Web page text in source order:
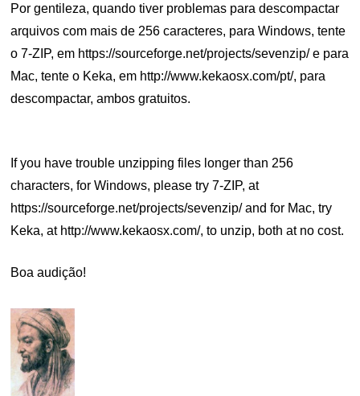
Por gentileza, quando tiver problemas para descompactar
arquivos com mais de 256 caracteres, para Windows, tente
o 7-ZIP, em https://sourceforge.net/projects/sevenzip/ e para
Mac, tente o Keka, em http://www.kekaosx.com/pt/, para
descompactar, ambos gratuitos.
If you have trouble unzipping files longer than 256
characters, for Windows, please try 7-ZIP, at
https://sourceforge.net/projects/sevenzip/ and for Mac, try
Keka, at http://www.kekaosx.com/, to unzip, both at no cost.
Boa audição!